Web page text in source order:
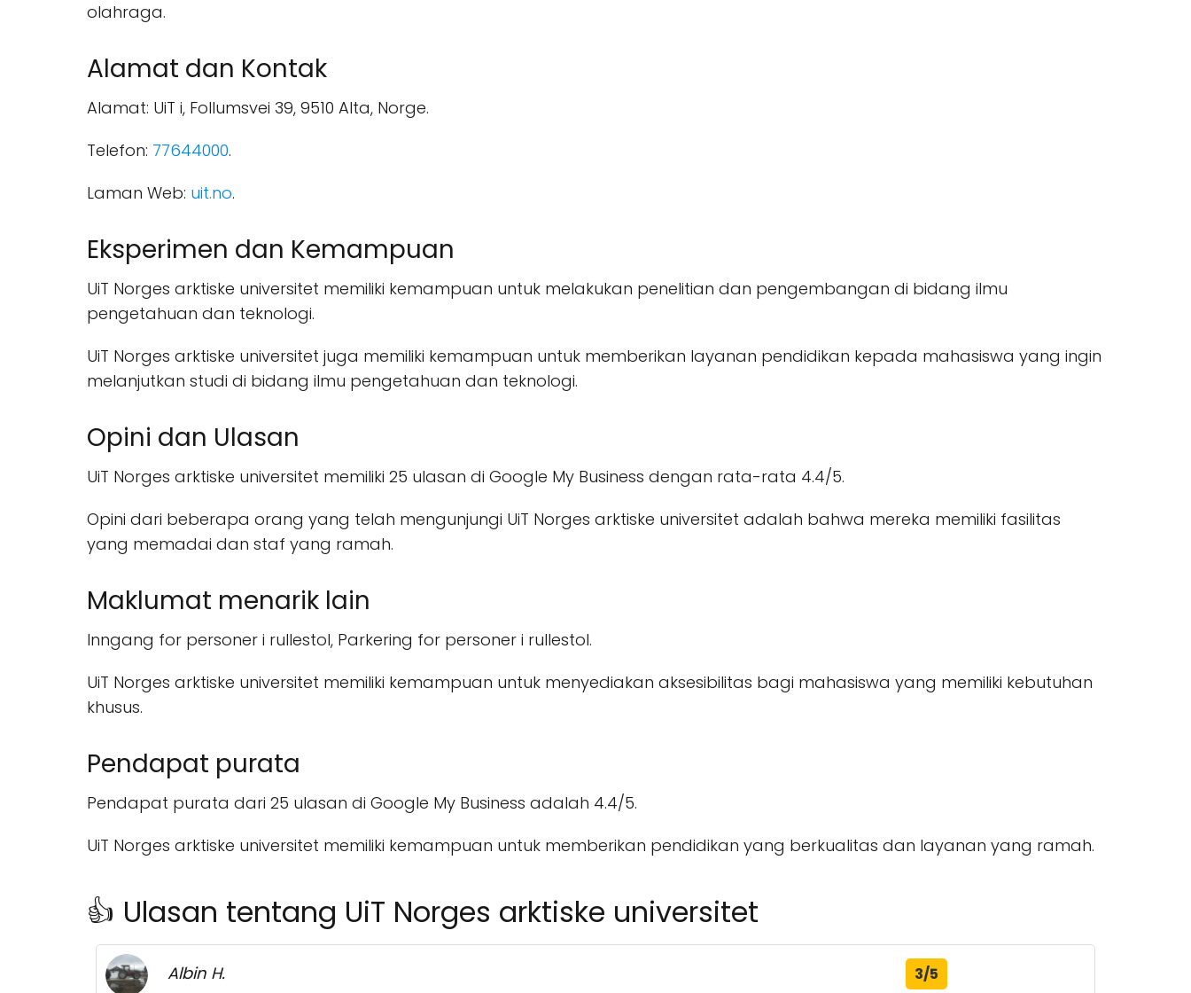
olahraga.
Alamat dan Kontak
Alamat: UiT i, Follumsvei 39, 9510 Alta, Norge.
Telefon: 77644000.
Laman Web: uit.no.
Eksperimen dan Kemampuan
UiT Norges arktiske universitet memiliki kemampuan untuk melakukan penelitian dan pengembangan di bidang ilmu
pengetahuan dan teknologi.
UiT Norges arktiske universitet juga memiliki kemampuan untuk memberikan layanan pendidikan kepada mahasiswa yang ingin
melanjutkan studi di bidang ilmu pengetahuan dan teknologi.
Opini dan Ulasan
UiT Norges arktiske universitet memiliki 25 ulasan di Google My Business dengan rata-rata 4.4/5.
Opini dari beberapa orang yang telah mengunjungi UiT Norges arktiske universitet adalah bahwa mereka memiliki fasilitas
yang memadai dan staf yang ramah.
Maklumat menarik lain
Inngang for personer i rullestol, Parkering for personer i rullestol.
UiT Norges arktiske universitet memiliki kemampuan untuk menyediakan aksesibilitas bagi mahasiswa yang memiliki kebutuhan
khusus.
Pendapat purata
Pendapat purata dari 25 ulasan di Google My Business adalah 4.4/5.
UiT Norges arktiske universitet memiliki kemampuan untuk memberikan pendidikan yang berkualitas dan layanan yang ramah.
👍 Ulasan tentang UiT Norges arktiske universitet
Albin H. 3/5